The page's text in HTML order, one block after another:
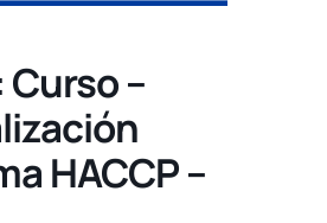
–
HACCP –